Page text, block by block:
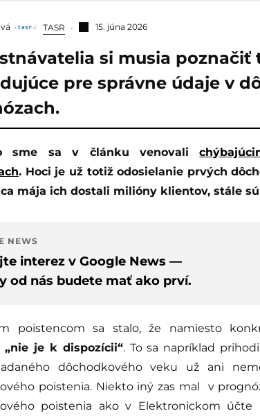
TASR 15. júna 2026
si musia poznačiť
pre správne údaje v
sme sa v článku venovali
. Hoci je už totiž odosielanie prvých
mája ich dostali milióny klientov, stále
NEWS
interez v Google News —
od nás budete mať ako prví.
poistencom sa stalo, že namiesto
„nie je k dispozícii“. To sa napríklad
dôchodkového veku už ani
poistenia. Niekto iný zas mal v
poistenia ako v Elektronickom účte